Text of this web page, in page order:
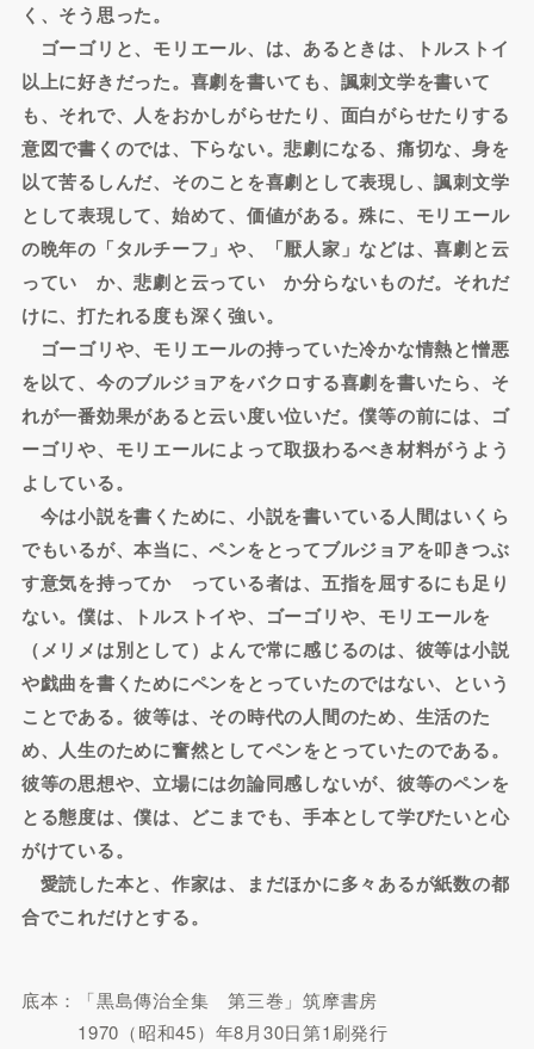
く、そう思った。
ゴーゴリと、モリエール、は、あるときは、トルストイ
以上に好きだった。喜劇を書いても、諷刺文学を書いて
も、それで、人をおかしがらせたり、面白がらせたりする
意図で書くのでは、下らない。悲劇になる、痛切な、身を
以て苦るしんだ、そのことを喜劇として表現し、諷刺文学
として表現して、始めて、価値がある。殊に、モリエール
の晩年の「タルチーフ」や、「厭人家」などは、喜劇と云
っていゝか、悲劇と云っていゝか分らないものだ。それだ
けに、打たれる度も深く強い。
ゴーゴリや、モリエールの持っていた冷かな情熱と憎悪
を以て、今のブルジョアをバクロする喜劇を書いたら、そ
れが一番効果があると云い度い位いだ。僕等の前には、ゴ
ーゴリや、モリエールによって取扱わるべき材料がうよう
よしている。
今は小説を書くために、小説を書いている人間はいくら
でもいるが、本当に、ペンをとってブルジョアを叩きつぶ
す意気を持ってかゝっている者は、五指を屈するにも足り
ない。僕は、トルストイや、ゴーゴリや、モリエールを
（メリメは別として）よんで常に感じるのは、彼等は小説
や戯曲を書くためにペンをとっていたのではない、という
ことである。彼等は、その時代の人間のため、生活のた
め、人生のために奮然としてペンをとっていたのである。
彼等の思想や、立場には勿論同感しないが、彼等のペンを
とる態度は、僕は、どこまでも、手本として学びたいと心
がけている。
愛読した本と、作家は、まだほかに多々あるが紙数の都
合でこれだけとする。
底本：「黒島傳治全集 第三巻」筑摩書房
1970（昭和45）年8月30日第1刷発行